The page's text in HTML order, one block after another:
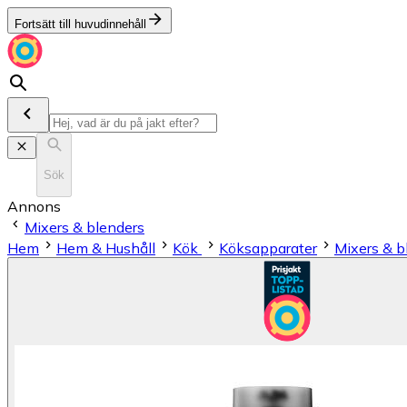
Fortsätt till huvudinnehåll
Sök
Annons
Mixers & blenders
Hem
Hem & Hushåll Kök Köksapparater Mixers &